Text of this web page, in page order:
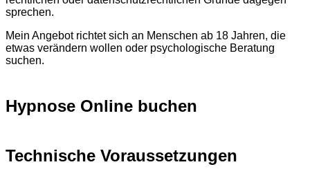
sprechen.
Mein Angebot richtet sich an Menschen ab 18 Jahren, die
etwas verändern wollen oder psychologische Beratung
suchen.
Hypnose Online buchen
Technische Voraussetzungen